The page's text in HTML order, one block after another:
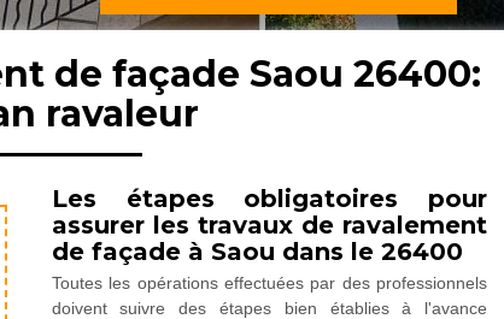
de façade Saou 26400:
ravaleur
Les étapes obligatoires pour
assurer les travaux de ravalement
de façade à Saou dans le 26400
Toutes les opérations effectuées par des professionnels
doivent suivre des étapes bien établies à l'avance